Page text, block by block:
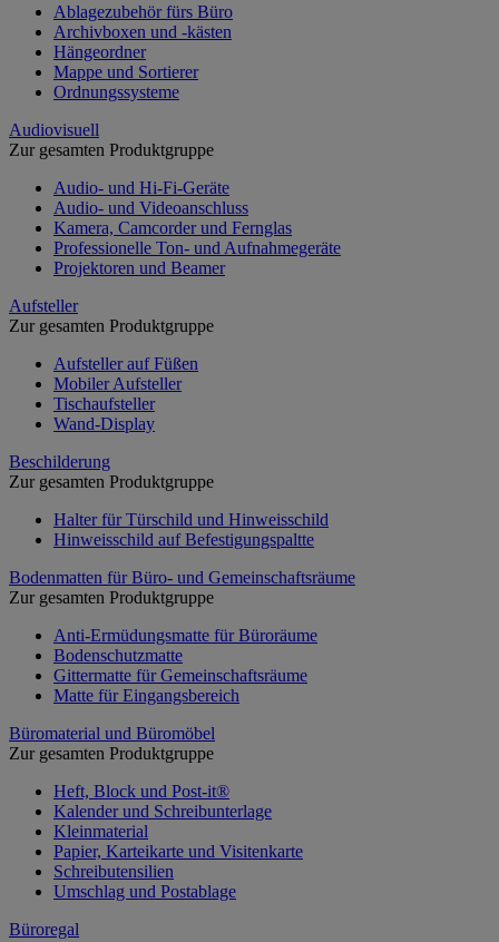
Ablagezubehör fürs Büro
Archivboxen und -kästen
Hängeordner
Mappe und Sortierer
Ordnungssysteme
Audiovisuell
Zur gesamten Produktgruppe
Audio- und Hi-Fi-Geräte
Audio- und Videoanschluss
Kamera, Camcorder und Fernglas
Professionelle Ton- und Aufnahmegeräte
Projektoren und Beamer
Aufsteller
Zur gesamten Produktgruppe
Aufsteller auf Füßen
Mobiler Aufsteller
Tischaufsteller
Wand-Display
Beschilderung
Zur gesamten Produktgruppe
Halter für Türschild und Hinweisschild
Hinweisschild auf Befestigungspaltte
Bodenmatten für Büro- und Gemeinschaftsräume
Zur gesamten Produktgruppe
Anti-Ermüdungsmatte für Büroräume
Bodenschutzmatte
Gittermatte für Gemeinschaftsräume
Matte für Eingangsbereich
Büromaterial und Büromöbel
Zur gesamten Produktgruppe
Heft, Block und Post-it®
Kalender und Schreibunterlage
Kleinmaterial
Papier, Karteikarte und Visitenkarte
Schreibutensilien
Umschlag und Postablage
Büroregal